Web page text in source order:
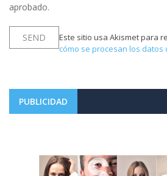
aprobado.
Este sitio usa Akismet para
cómo se procesan los datos
PUBLICIDAD